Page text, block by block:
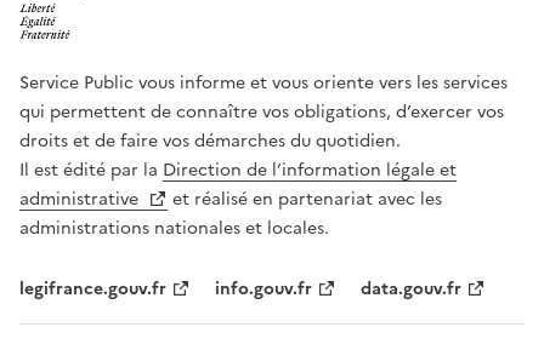
Service Public vous informe et vous oriente vers les services
qui permettent de connaître vos obligations, d’exercer vos
droits et de faire vos démarches du quotidien.
Il est édité par la Direction de l’information légale et
administrative
et réalisé en partenariat avec les
administrations nationales et locales.
legifrance.gouv.fr info.gouv.fr data.gouv.fr